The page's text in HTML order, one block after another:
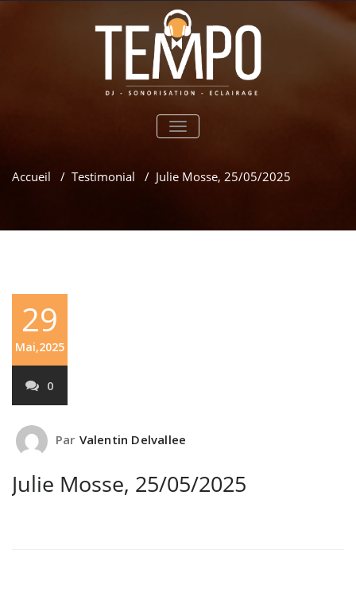
TOGGLE
Accueil / Testimonial / Julie Mosse, 25/05/2025
29
Mai,2025
0
Par Valentin Delvallee
Julie Mosse, 25/05/2025